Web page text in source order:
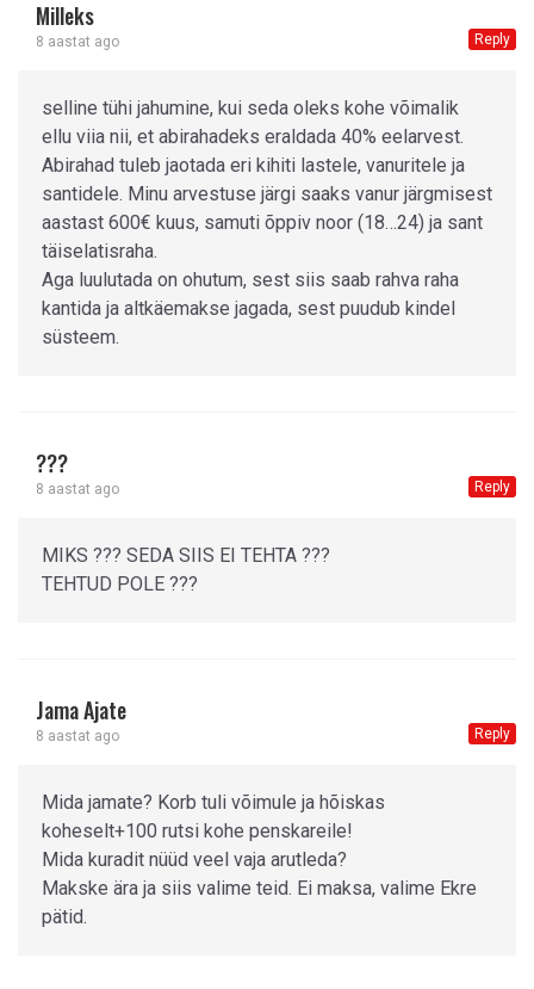
Milleks
8 aastat ago Reply
selline tühi jahumine, kui seda oleks kohe võimalik
ellu viia nii, et abirahadeks eraldada 40% eelarvest.
Abirahad tuleb jaotada eri kihiti lastele, vanuritele ja
santidele. Minu arvestuse järgi saaks vanur järgmisest
aastast 600€ kuus, samuti õppiv noor (18…24) ja sant
täiselatisraha.
Aga luulutada on ohutum, sest siis saab rahva raha
kantida ja altkäemakse jagada, sest puudub kindel
süsteem.
???
8 aastat ago Reply
MIKS ??? SEDA SIIS EI TEHTA ???
TEHTUD POLE ???
Jama Ajate
8 aastat ago Reply
Mida jamate? Korb tuli võimule ja hõiskas
koheselt+100 rutsi kohe penskareile!
Mida kuradit nüüd veel vaja arutleda?
Makske ära ja siis valime teid. Ei maksa, valime Ekre
pätid.